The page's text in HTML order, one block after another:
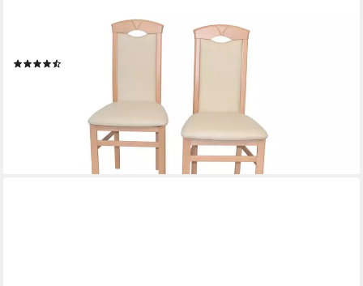
Esszimmerstuhl Massivholzstuhl (2Stück), Esszimmerstühle im
lieferbar - in 6-7 Werktagen bei dir
+1